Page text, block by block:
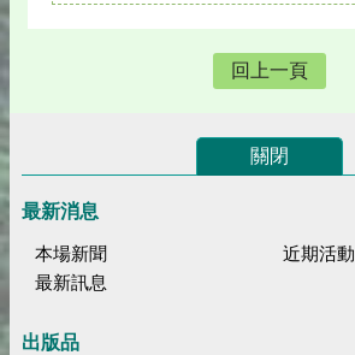
回上一頁
關閉
最新消息
本場新聞
近期活動
最新訊息
出版品